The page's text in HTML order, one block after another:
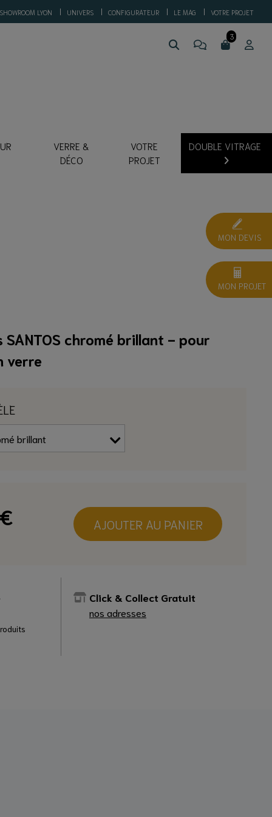
SHOWROOM LYON UNIVERS CONFIGURATEUR LE MAG VOTRE PROJET
VERRE &
DÉCO
VOTRE
PROJET
DOUBLE VITRAGE
SANTOS chromé brillant - pour
verre
€ AJOUTER AU PANIER
Click & Collect Gratuit
nos adresses
MON DEVIS
MON PROJET